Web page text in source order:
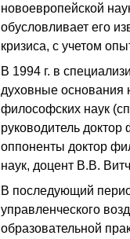
новоевропейской
обусловливает его
кризиса, с учетом
В 1994 г. в
духовные основания
философских наук
руководитель
оппоненты доктор
наук, доцент В.В.
В последующий
управленческого
образовательной